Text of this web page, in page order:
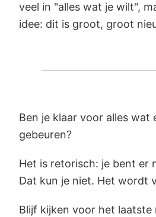
veel in "alles wat je wilt",
idee: dit is groot, groot
Ben je klaar voor alles wat
gebeuren?
Het is retorisch: je bent er
Dat kun je niet. Het wordt
Blijf kijken voor het laatste